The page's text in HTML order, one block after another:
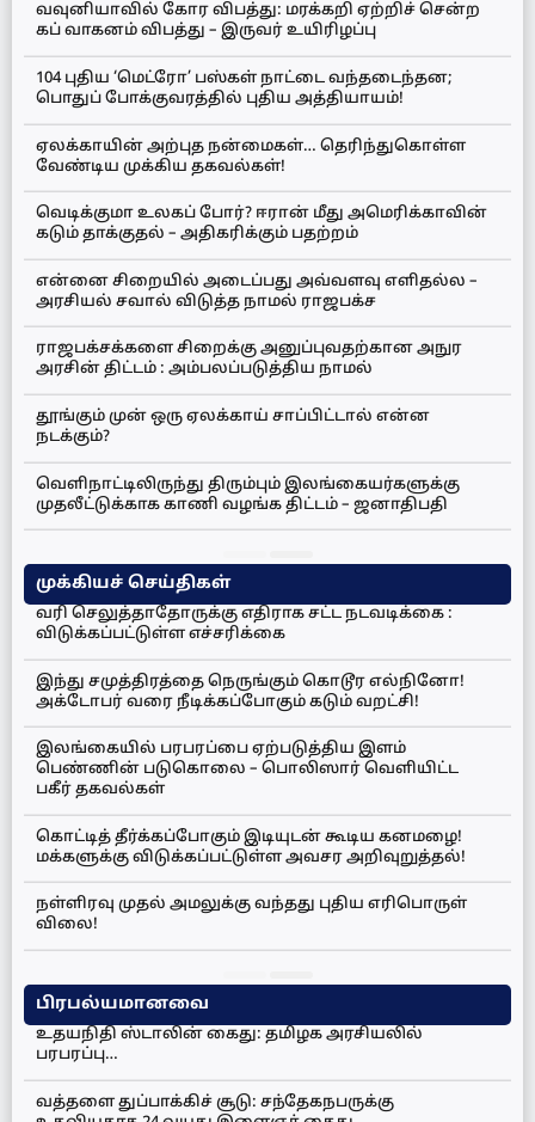
வவுனியாவில் கோர விபத்து: மரக்கறி ஏற்றிச் சென்ற
கப் வாகனம் விபத்து – இருவர் உயிரிழப்பு
104 புதிய ‘மெட்ரோ’ பஸ்கள் நாட்டை வந்தடைந்தன;
பொதுப் போக்குவரத்தில் புதிய அத்தியாயம்!
ஏலக்காயின் அற்புத நன்மைகள்… தெரிந்துகொள்ள
வேண்டிய முக்கிய தகவல்கள்!
வெடிக்குமா உலகப் போர்? ஈரான் மீது அமெரிக்காவின்
கடும் தாக்குதல் – அதிகரிக்கும் பதற்றம்
என்னை சிறையில் அடைப்பது அவ்வளவு எளிதல்ல –
அரசியல் சவால் விடுத்த நாமல் ராஜபக்ச
ராஜபக்சக்களை சிறைக்கு அனுப்புவதற்கான அநுர
அரசின் திட்டம் : அம்பலப்படுத்திய நாமல்
தூங்கும் முன் ஒரு ஏலக்காய் சாப்பிட்டால் என்ன
நடக்கும்?
வெளிநாட்டிலிருந்து திரும்பும் இலங்கையர்களுக்கு
முதலீட்டுக்காக காணி வழங்க திட்டம் – ஜனாதிபதி
முக்கியச் செய்திகள்
வரி செலுத்தாதோருக்கு எதிராக சட்ட நடவடிக்கை :
விடுக்கப்பட்டுள்ள எச்சரிக்கை
இந்து சமுத்திரத்தை நெருங்கும் கொடூர எல்நினோ!
அக்டோபர் வரை நீடிக்கப்போகும் கடும் வறட்சி!
இலங்கையில் பரபரப்பை ஏற்படுத்திய இளம்
பெண்ணின் படுகொலை – பொலிஸார் வெளியிட்ட
பகீர் தகவல்கள்
கொட்டித் தீர்க்கப்போகும் இடியுடன் கூடிய கனமழை!
மக்களுக்கு விடுக்கப்பட்டுள்ள அவசர அறிவுறுத்தல்!
நள்ளிரவு முதல் அமலுக்கு வந்தது புதிய எரிபொருள்
விலை!
பிரபல்யமானவை
உதயநிதி ஸ்டாலின் கைது: தமிழக அரசியலில்
பரபரப்பு…
வத்தளை துப்பாக்கிச் சூடு: சந்தேகநபருக்கு